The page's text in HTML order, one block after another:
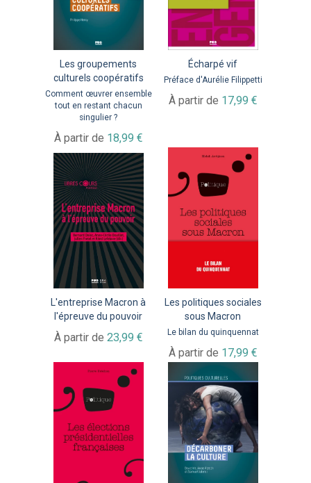
Les groupements
culturels coopératifs
Comment œuvrer ensemble
tout en restant chacun
singulier ?
À partir de 18,99 €
Écharpé vif
Préface d'Aurélie Filippetti
À partir de 17,99 €
L'entreprise Macron à
l'épreuve du pouvoir
À partir de 23,99 €
Les politiques sociales
sous Macron
Le bilan du quinquennat
À partir de 17,99 €